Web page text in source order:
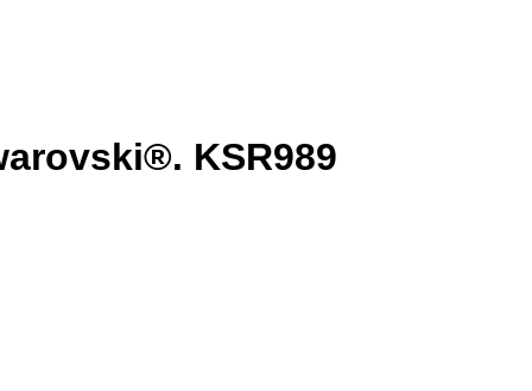
KSR989